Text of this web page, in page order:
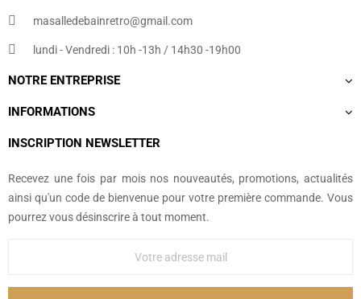
masalledebainretro@gmail.com
lundi - Vendredi : 10h -13h / 14h30 -19h00
NOTRE ENTREPRISE
INFORMATIONS
INSCRIPTION NEWSLETTER
Recevez une fois par mois nos nouveautés, promotions, actualités
ainsi qu'un code de bienvenue pour votre première commande. Vous
pourrez vous désinscrire à tout moment.